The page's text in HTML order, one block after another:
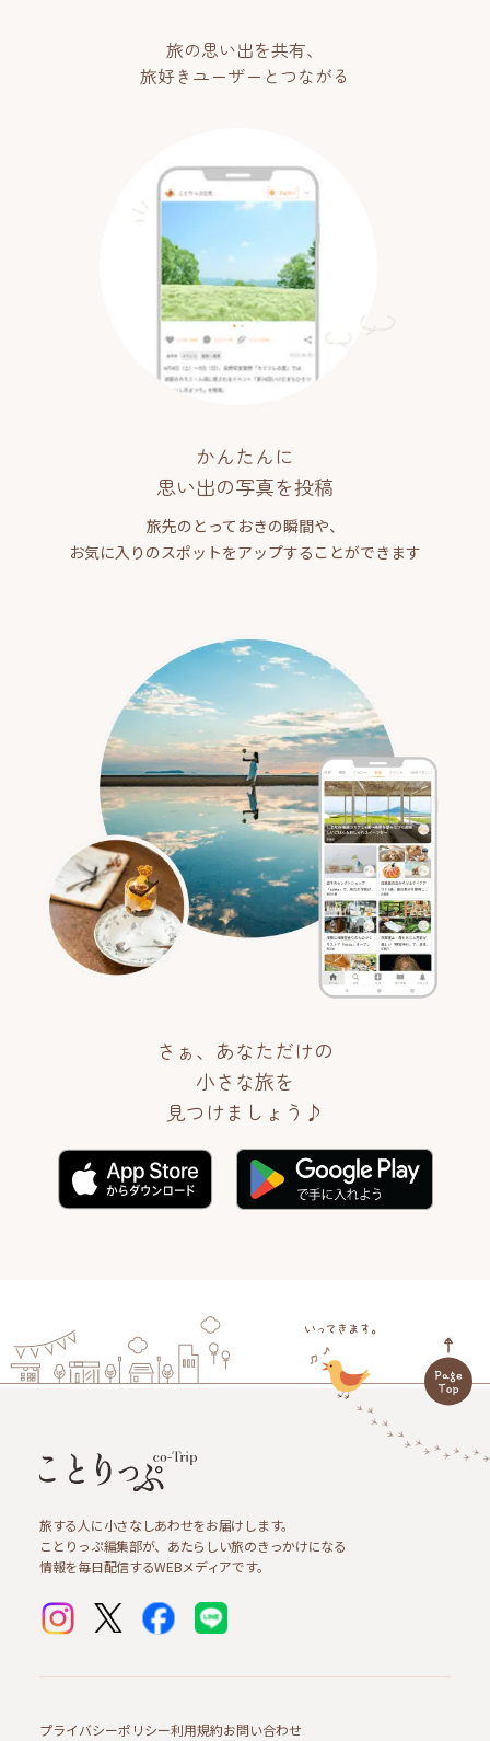
旅の思い出を共有、
旅好きユーザーとつながる
かんたんに
思い出の写真を投稿
旅先のとっておきの瞬間や、
お気に入りのスポットをアップすることができます
さぁ、あなただけの
小さな旅を
見つけましょう♪
旅する人に小さなしあわせをお届けします。
ことりっぷ編集部が、あたらしい旅のきっかけになる
情報を毎日配信するWEBメディアです。
プライバシーポリシー利用規約お問い合わせ